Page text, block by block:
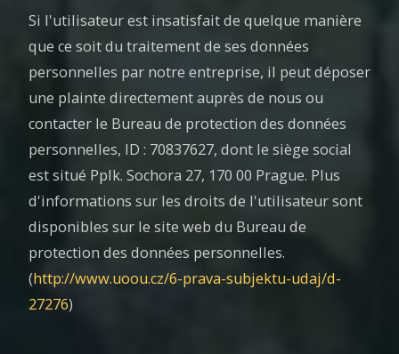
Si l'utilisateur est insatisfait de quelque manière
que ce soit du traitement de ses données
personnelles par notre entreprise, il peut déposer
une plainte directement auprès de nous ou
contacter le Bureau de protection des données
personnelles, ID : 70837627, dont le siège social
est situé Pplk. Sochora 27, 170 00 Prague. Plus
d'informations sur les droits de l'utilisateur sont
disponibles sur le site web du Bureau de
protection des données personnelles.
(http://www.uoou.cz/6-prava-subjektu-udaj/d-
27276)